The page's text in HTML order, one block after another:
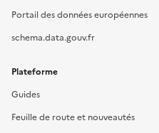
Portail des données européennes
schema.data.gouv.fr
Plateforme
Guides
Feuille de route et nouveautés